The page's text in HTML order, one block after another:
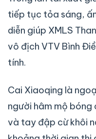
tiếp tục tỏa sáng,
diễn giúp XMLS
vô địch VTV Bình
tính.
Cai Xiaoqing là
người hâm mộ bóng
và tay đập cừ khôi